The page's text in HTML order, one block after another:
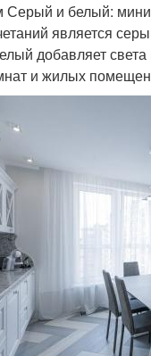
Серый и белый:
является
добавляет
и жилых